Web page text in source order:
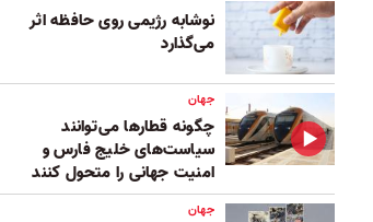
نوشابه رژیمی روی حافظه اثر
می‌گذارد
جهان
چگونه قطارها می‌توانند
سیاست‌های خلیج فارس و
امنیت جهانی را متحول کنند
جهان